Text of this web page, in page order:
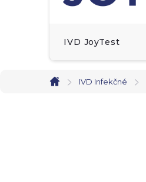
IVD JoyTest
Domov
IVD Infekčné